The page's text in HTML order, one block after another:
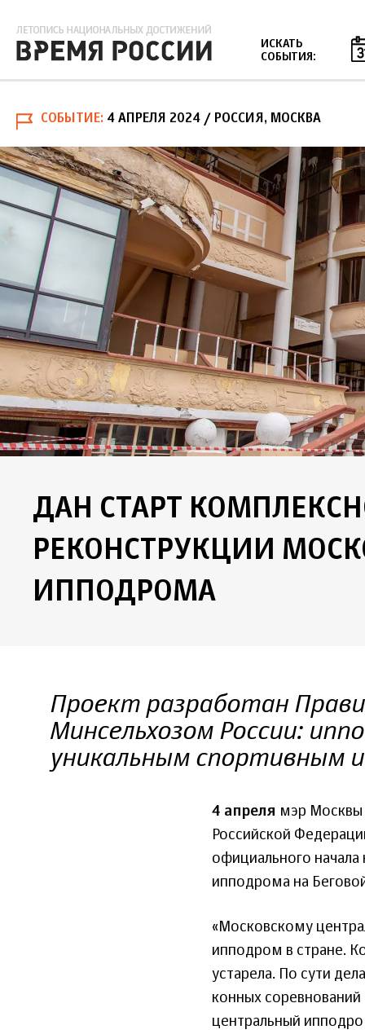
ИСКАТЬ
СОБЫТИЯ:
СОБЫТИЕ 4 АПРЕЛЯ 2024 / РОССИЯ, МОСКВА
ДАН СТАРТ
РЕКОНСТРУКЦИИ
ИППОДРОМА
Проект разработан
Минсельхозом России:
уникальным спортивным
4 апреля мэр Москвы
Российской
официального
ипподрома на
«Московскому
ипподром в стране.
устарела. По сути
конных
центральный